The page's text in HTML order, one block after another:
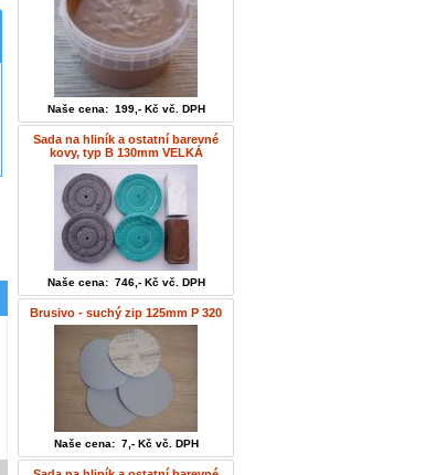
Naše cena: 199,- Kč vč. DPH
Sada na hliník a ostatní barevné
kovy, typ B 130mm VELKÁ
Naše cena: 746,- Kč vč. DPH
Brusivo - suchý zip 125mm P 320
Naše cena: 7,- Kč vč. DPH